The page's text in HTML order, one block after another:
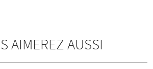
AIMEREZ AUSSI